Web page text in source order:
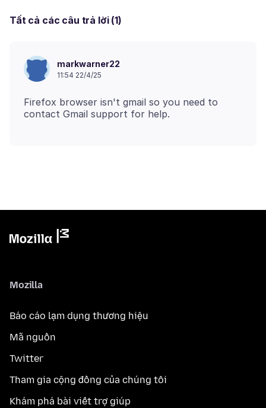
Tất cả các câu trả lời (1)
markwarner22
11:54 22/4/25
Firefox browser isn't gmail so you need to
Mozilla
Báo cáo lạm dụng thương hiệu
Mã nguồn
Twitter
Tham gia cộng đồng của chúng tôi
Khám phá bài viết trợ giúp